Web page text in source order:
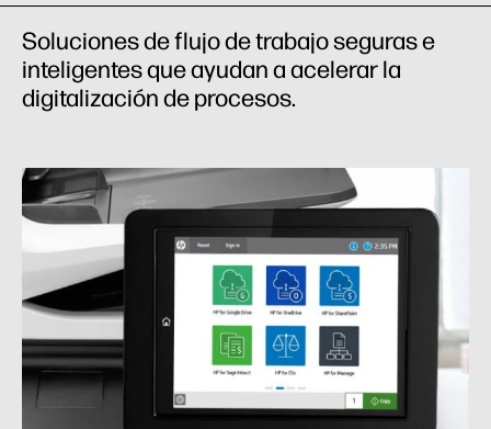
Soluciones de flujo de trabajo seguras e
inteligentes que ayudan a acelerar la
digitalización de procesos.